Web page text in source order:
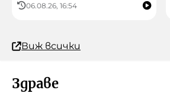
06.08.26, 16:54
Виж всички
Здраве